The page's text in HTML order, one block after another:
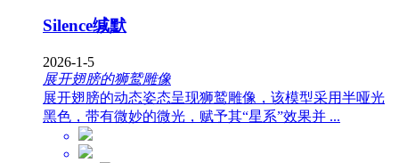
Silence缄默
2026-1-5
展开翅膀的狮鹫雕像
展开翅膀的动态姿态呈现狮鹫雕像，该模型采用半哑光
黑色，带有微妙的微光，赋予其“星系”效果并 ...